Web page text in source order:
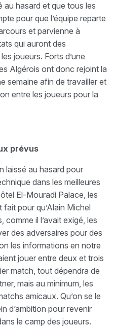
au hasard et que tous les
pour que l’équipe reparte
et parvienne à
qui auront des
joueurs. Forts d’une
Algérois ont donc rejoint la
semaine afin de travailler et
entre les joueurs pour la
prévus
laissé au hasard pour
dans les meilleures
El-Mouradi Palace, les
pour qu’Alain Michel
il l’avait exigé, les
des adversaires pour des
les informations en notre
jouer entre deux et trois
match, tout dépendra de
mais au minimum, les
amicaux. Qu’on se le
d’ambition pour revenir
le camp des joueurs.